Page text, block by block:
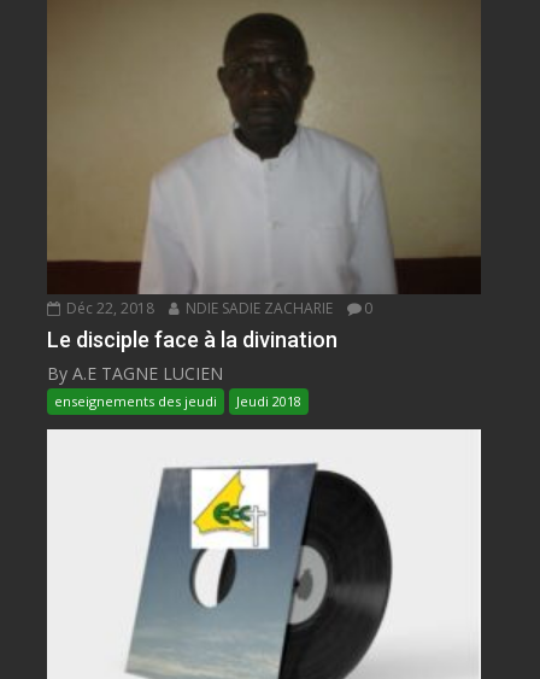
Déc 22, 2018 NDIE SADIE ZACHARIE 0
Le disciple face à la divination
By A.E TAGNE LUCIEN
enseignements des jeudi Jeudi 2018